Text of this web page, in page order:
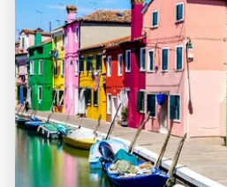
genießen, macht Murano zu
für Reisende, die die Vielfalt und
einzigartigen Region entdecken